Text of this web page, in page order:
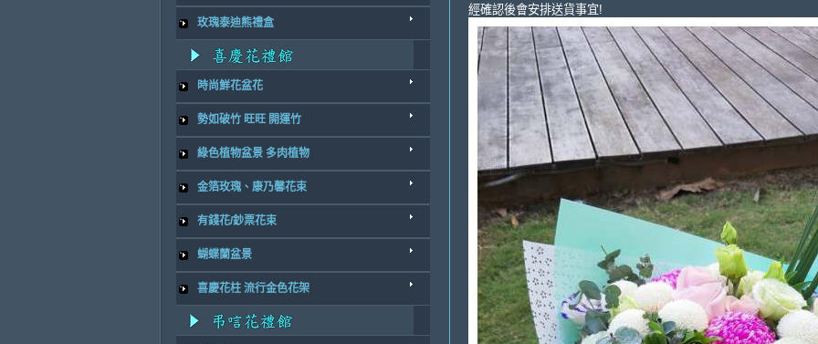
玫瑰泰迪熊禮盒
時尚鮮花盆花
勢如破竹 旺旺 開運竹
綠色植物盆景 多肉植物
金箔玫瑰、康乃馨花束
有錢花/鈔票花束
蝴蝶蘭盆景
喜慶花柱 流行金色花架
經確認後會安排送貨事宜!